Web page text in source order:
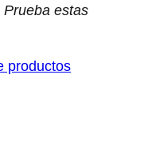
estas
productos